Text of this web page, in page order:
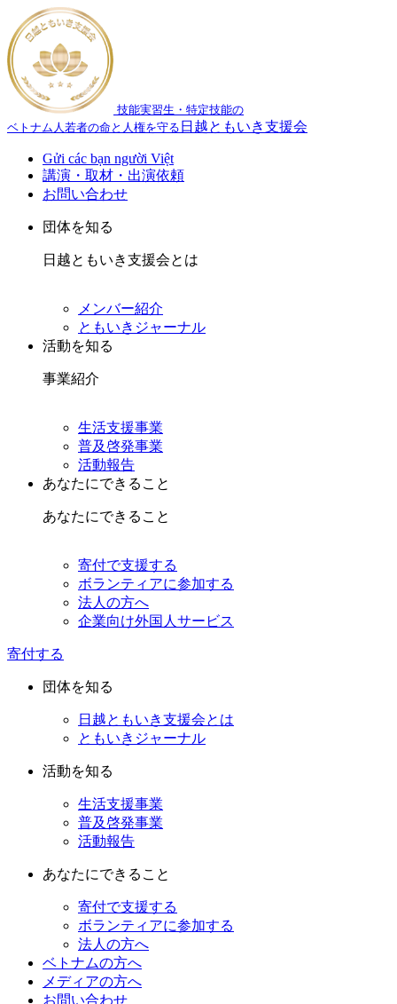
技能実習生・特定技能の
ベトナム人若者の命と人権を守る 日越ともいき支援会
Gửi các bạn người Việt
講演・取材・出演依頼
お問い合わせ
団体を知る
日越ともいき支援会とは
メンバー紹介
ともいきジャーナル
活動を知る
事業紹介
生活支援事業
普及啓発事業
活動報告
あなたにできること
あなたにできること
寄付で支援する
ボランティアに参加する
法人の方へ
企業向け外国人サービス
寄付する
団体を知る
日越ともいき支援会とは
ともいきジャーナル
活動を知る
生活支援事業
普及啓発事業
活動報告
あなたにできること
寄付で支援する
ボランティアに参加する
法人の方へ
ベトナムの方へ
メディアの方へ
お問い合わせ